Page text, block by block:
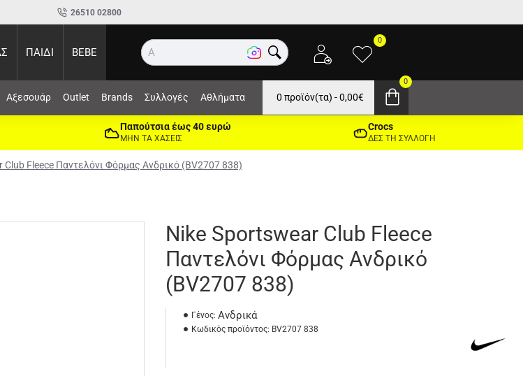
26510 02800
ΠΑΙΔΙ BEBE Αναζήτ
0
Αξεσουάρ Outlet Brands Συλλογές Αθλήματα 0 προϊόν(τα) - 0,00€
0
Club Fleece Παντελόνι Φόρμας Ανδρικό (BV2707 838)
Παπούτσια έως 40 ευρώ
ΜΗΝ ΤΑ ΧΑΣΕΙΣ
Crocs
ΔΕΣ ΤΗ ΣΥΛΛΟΓΗ
Nike Sportswear Club Fleece
Παντελόνι Φόρμας Ανδρικό
(BV2707 838)
Γένος: Ανδρικά
Κωδικός προϊόντος: BV2707 838